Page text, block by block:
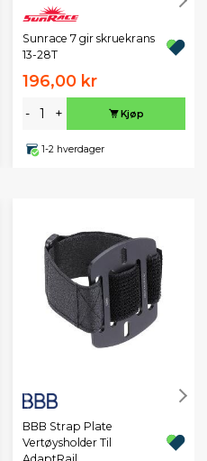
Sunrace 7 gir skruekrans
13-28T
196,00 kr
- + Kjøp
1-2 hverdager
BBB Strap Plate
Vertøysholder Til